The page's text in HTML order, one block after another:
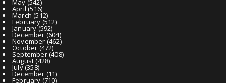
May (542)
April (516)
March (512)
February (512)
January(592)
December (604)
November (462)
October (472)
September(408)
August(428)
July(358)
December (11)
February (710)